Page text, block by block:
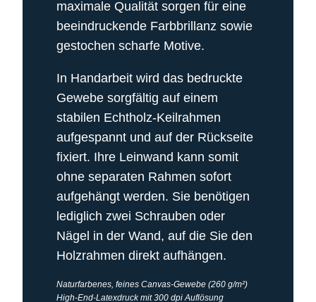
maximale Qualität sorgen für eine
beeindruckende Farbbrillanz sowie
gestochen scharfe Motive.
In Handarbeit wird das bedruckte
Gewebe sorgfältig auf einem
stabilen Echtholz-Keilrahmen
aufgespannt und auf der Rückseite
fixiert. Ihre Leinwand kann somit
ohne separaten Rahmen sofort
aufgehängt werden. Sie benötigen
lediglich zwei Schrauben oder
Nägel in der Wand, auf die Sie den
Holzrahmen direkt aufhängen.
Naturfarbenes, feines Canvas-Gewebe (260 g/m²)
High-End-Latexdruck mit 300 dpi Auflösung